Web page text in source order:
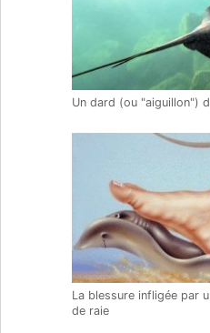
Un dard (ou "aiguillon")
La blessure infligée par
de raie